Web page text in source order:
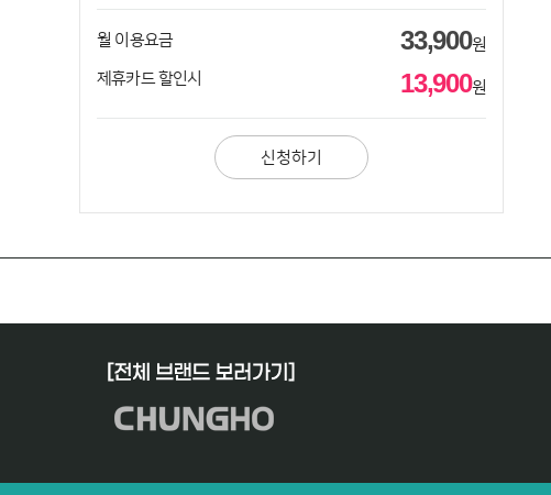
월 이용요금 33,900원
제휴카드 할인시
13,900원
신청하기